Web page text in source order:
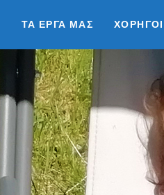
ΤΑ ΈΡΓΑ ΜΑΣ ΧΟΡΗΓΟΊ